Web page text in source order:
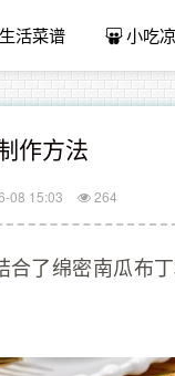
活菜谱 小吃
作方法
08 15:03 264
合了绵密南瓜布